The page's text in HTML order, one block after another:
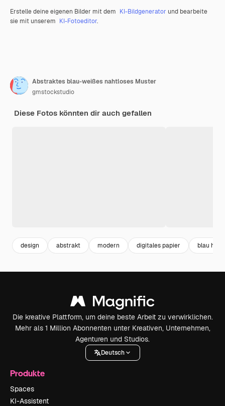
Erstelle deine eigenen Bilder mit dem KI-Bildgenerator und bearbeite
sie mit unserem KI-Fotoeditor.
Abstraktes blau-weißes nahtloses Muster
gmstockstudio
Diese Fotos könnten dir auch gefallen
design abstrakt modern digitales papier blau
Die kreative Plattform, um deine beste Arbeit zu verwirklichen.
Mehr als 1 Million Abonnenten unter Kreativen, Unternehmen,
Agenturen und Studios.
Deutsch
Produkte
Spaces
KI-Assistent